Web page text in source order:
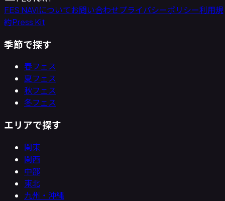
FES NAVIについてお問い合わせプライバシーポリシー利用規
約Press Kit
季節で探す
春フェス
夏フェス
秋フェス
冬フェス
エリアで探す
関東
関西
中部
東北
九州・沖縄